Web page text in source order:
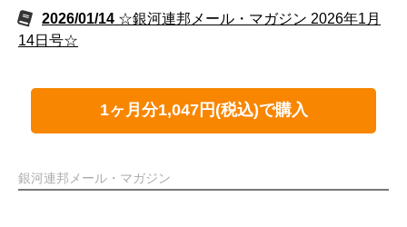
2026/01/14 ☆銀河連邦メール・マガジン 2026年1月
14日号☆
1ヶ月分1,047円(税込)で購入
銀河連邦メール・マガジン